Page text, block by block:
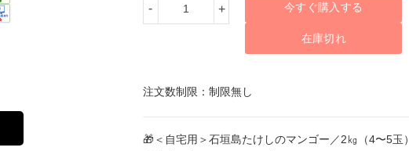
- + 今すぐ購入する
在庫切れ
注文数制限：制限無し
🎁＜自宅用＞石垣島たけしのマンゴー／2㎏（4〜5玉）